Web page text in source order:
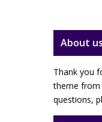
About us
Thank you
theme from
questions,